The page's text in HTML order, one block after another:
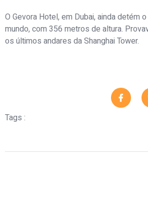
O Gevora Hotel, em Dubai, ainda detém
mundo, com 356 metros de altura.
os últimos andares da Shanghai Tower.
Tags :